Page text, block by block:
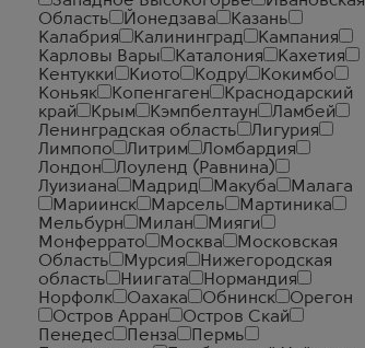
Область
Йонедзава
Казань
Калабрия
Калининград
Кампания
Карловы Вары
Каталония
Кахетия
Кентукки
Киото Кодру
Кокимбо
Коньяк
Копенгаген
Краснодарский
край
Крым Кэмпбелтаун
Ламбей
Ленинградская область
Лигурия
Лимпопо
Литрим
Ломбардия
Лондон
Лоуленд (Равнина)
Луизиана
Мадрид Макуба
Малага
Мариинск
Марсель
Мартиника
Мельбурн
Милан
Мияги
Монферрато
Москва
Московская
Область
Мурсия
Нижегородская
область
Ниигата
Нормандия
Норфолк
Оахака Обнинск
Орегон
Остров Арран
Остров Скай
Пенедес
Пенза
Пермь